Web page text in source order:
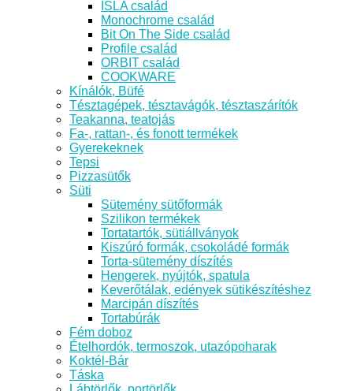
ISLA család
Monochrome család
Bit On The Side család
Profile család
ORBIT család
COOKWARE
Kínálók, Büfé
Tésztagépek, tésztavágók, tésztaszárítók
Teakanna, teatojás
Fa-, rattan-, és fonott termékek
Gyerekeknek
Tepsi
Pizzasütők
Süti
Sütemény sütőformák
Szilikon termékek
Tortatartók, sütiállványok
Kiszúró formák, csokoládé formák
Torta-sütemény díszítés
Hengerek, nyújtók, spatula
Keverőtálak, edények sütikészítéshez
Marcipán díszítés
Tortabúrák
Fém doboz
Ételhordók, termoszok, utazópoharak
Koktél-Bár
Táska